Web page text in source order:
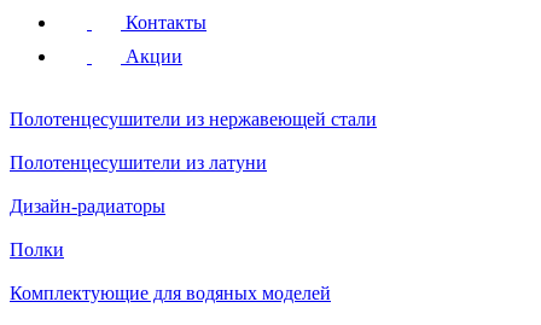
Контакты
Акции
Полотенцесушители из нержавеющей стали
Полотенцесушители из латуни
Дизайн-радиаторы
Полки
Комплектующие для водяных моделей